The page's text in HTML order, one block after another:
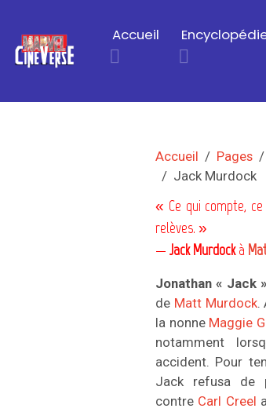
Accueil
Accueil Pages
Jack Murdock
« Ce qui compte,
relèves. »
— Jack Murdockà
Jonathan « Jack
de Matt Murdock.
la nonne Maggie
notamment
accident. Pour
Jack refusa de
contre Carl Creel